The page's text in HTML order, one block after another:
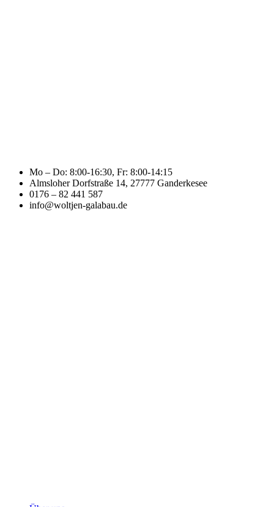
Mo – Do: 8:00-16:30, Fr: 8:00-14:15
Almsloher Dorfstraße 14, 27777 Ganderkesee
0176 – 82 441 587
info@woltjen-galabau.de